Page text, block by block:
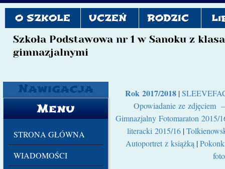
Szkoła Podstawowa nr 1 w Sanoku z
gimnazjalnymi
O SZKOLE UCZEŃ RODZIC
Nawigacja
Menu
STRONA GŁÓWNA
WIADOMOŚCI
Rok 2017/2018 |
Opowiadanie ze zdjęciem
Gimnazjalny Fotomaraton 2015/
literacki 2015/16 |
Autoportret z książką |